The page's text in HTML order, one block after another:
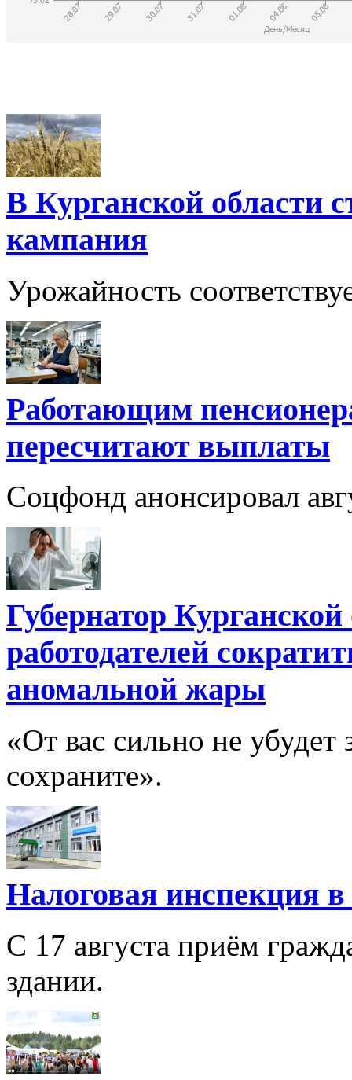
В Курганской области
кампания
Урожайность
Работающим
пересчитают выплаты
Соцфонд анонсировал
Губернатор
работодателей
аномальной жары
«От вас сильно не убудет
сохраните».
Налоговая инспекция
C 17 августа приём
здании.